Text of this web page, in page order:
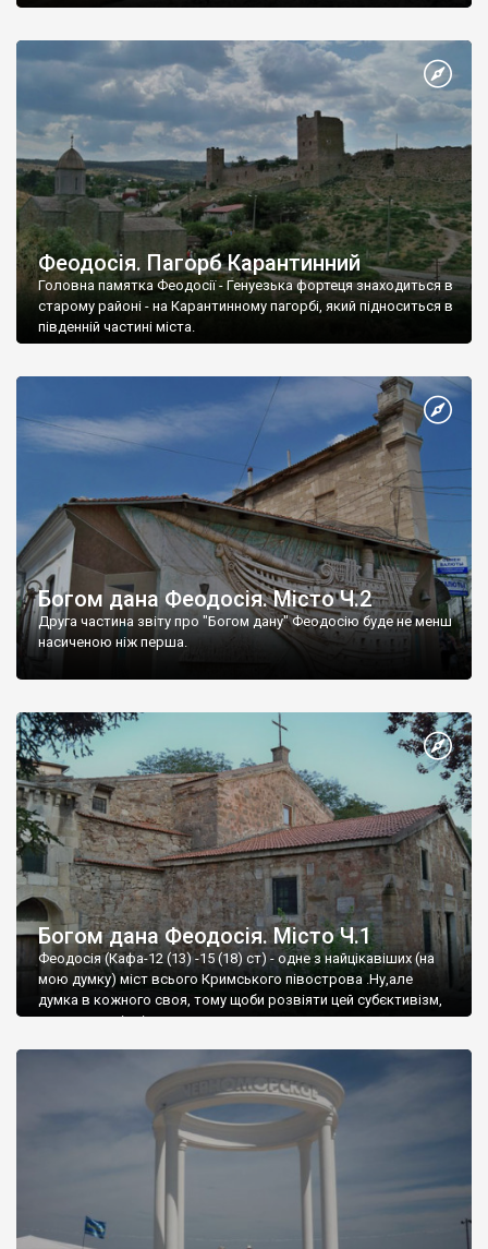
Феодосія. Пагорб Карантинний
Головна памятка Феодосії - Генуезька фортеця знаходиться в
старому районі - на Карантинному пагорбі, який підноситься в
південній частині міста.
Богом дана Феодосія. Місто Ч.2
Друга частина звіту про "Богом дану" Феодосію буде не менш
насиченою ніж перша.
Богом дана Феодосія. Місто Ч.1
Феодосія (Кафа-12 (13) -15 (18) ст) - одне з найцікавіших (на
мою думку) міст всього Кримського півострова .Ну,але
думка в кожного своя, тому щоби розвіяти цей субєктивізм,
запрошую відвідати це